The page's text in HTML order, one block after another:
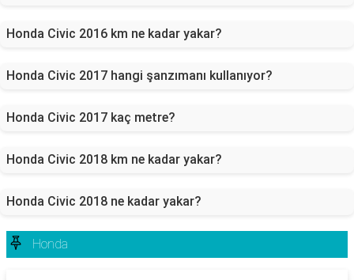
Honda Civic 2016 km ne kadar yakar?
Honda Civic 2017 hangi şanzımanı kullanıyor?
Honda Civic 2017 kaç metre?
Honda Civic 2018 km ne kadar yakar?
Honda Civic 2018 ne kadar yakar?
Honda